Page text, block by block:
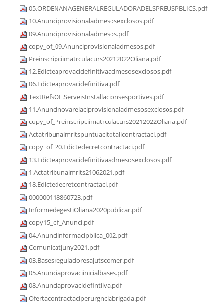
05.ORDENANAGENERALREGULADORADELSPREUSPBLICS.pdf
10.Anunciprovisionaladmesosexclosos.pdf
09.Anunciprovisionaladmesos.pdf
copy_of_09.Anunciprovisionaladmesos.pdf
Preinscripciimatrculacurs20212022Oliana.pdf
12.Edicteaprovacidefinitivaadmesosexclosos.pdf
06.Edicteaprovacidefinitiva.pdf
TextRefsOF.ServeisInstallacionsesportives.pdf
11.Anuncinovarelaciprovisionaladmesosexclosos.pdf
copy_of_Preinscripciimatrculacurs20212022Oliana.pdf
Actatribunalmritspuntuacitotalicontractaci.pdf
copy_of_20.Edictedecretcontractaci.pdf
13.Edicteaprovacidefinitivaadmesosexclosos.pdf
1.Actatribunalmrits21062021.pdf
18.Edictedecretcontractaci.pdf
000000118860723.pdf
InformedegestiOliana2020publicar.pdf
copy15_of_Anunci.pdf
04.Anunciinformacipblica_002.pdf
Comunicatjuny2021.pdf
03.Basesreguladoresajutscomer.pdf
05.Anunciaprovaciinicialbases.pdf
08.Anunciaprovacidefintiiva.pdf
Ofertacontractaciperurgnciabrigada.pdf